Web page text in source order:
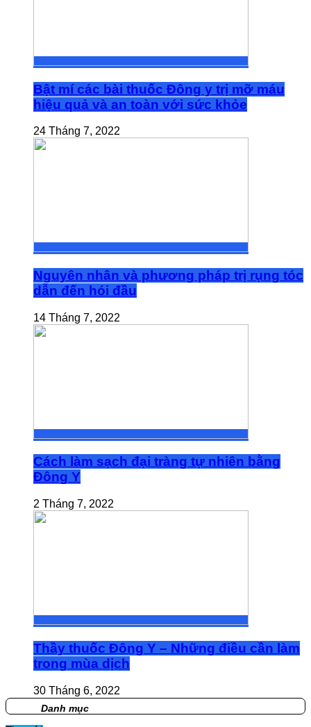
Bật mí các bài thuốc Đông y trị mỡ máu
hiệu quả và an toàn với sức khỏe
24 Tháng 7, 2022
Nguyên nhân và phương pháp trị rụng tóc
dẫn đến hói đầu
14 Tháng 7, 2022
Cách làm sạch đại tràng tự nhiên bằng
Đông Y
2 Tháng 7, 2022
Thầy thuốc Đông Y – Những điều cần làm
trong mùa dịch
30 Tháng 6, 2022
Danh mục